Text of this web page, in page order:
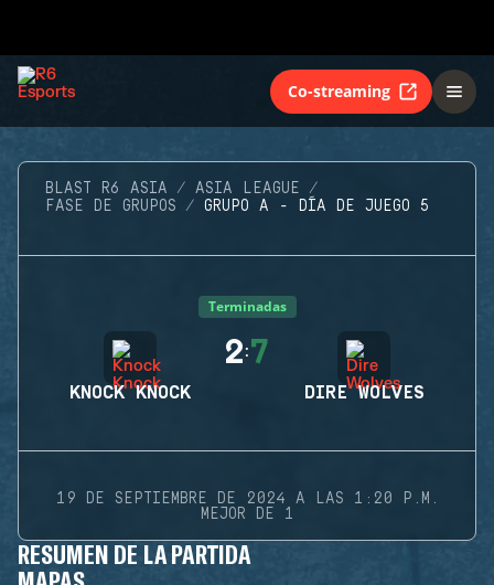
Co-streaming
BLAST R6 ASIA
ASIA LEAGUE
FASE DE GRUPOS
GRUPO A - DÍA DE JUEGO 5
Terminadas
KNOCK KNOCK
2:7
DIRE WOLVES
19 DE SEPTIEMBRE DE 2024 A LAS 1:20 P.M.
MEJOR DE 1
RESUMEN DE LA PARTIDA